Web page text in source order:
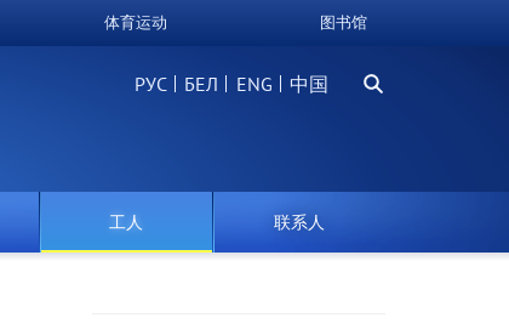
体育运动 图书馆
РУС БЕЛ 中国
搜
工人 联系人